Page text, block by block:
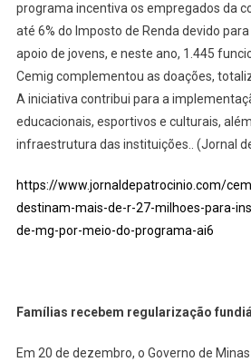
programa incentiva os empregados da
até 6% do Imposto de Renda devido
apoio de jovens, e neste ano, 1.445
Cemig complementou as doações,
A iniciativa contribui para a
educacionais, esportivos e culturais,
infraestrutura das instituições.. (Jornal
https://www.jornaldepatrocinio.com/
destinam-mais-de-r-27-milhoes-para-
de-mg-por-meio-do-programa-ai6
Famílias recebem regularização
Em 20 de dezembro, o Governo de